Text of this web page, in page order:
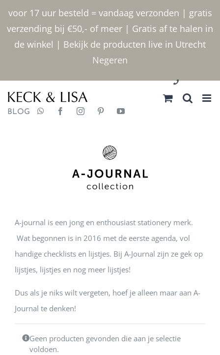
voor 17 uur besteld = vandaag verzonden | gratis
verzending bij €50,- of meer | Gratis af te halen in
de winkel | Bekijk de producten live in Utrecht
Negeren
Ga naar inhoud
030 2400000
BLOG
A-journal is een jong en enthousiast stationery merk.
Wat begonnen is in 2016 met de eerste agenda, vol
handige checklists en lijstjes. Bij A-Journal zijn ze gek op
lijstjes, lijstjes en nog meer lijstjes!
Dus als je niks wilt vergeten, hoef je alleen maar aan A-
Journal te denken!
Geen producten gevonden die aan je selectie
voldoen.